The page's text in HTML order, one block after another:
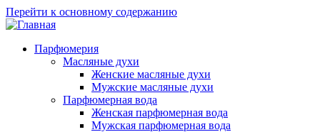
Перейти к основному содержанию
Парфюмерия
Масляные духи
Женские масляные духи
Мужские масляные духи
Парфюмерная вода
Женская парфюмерная вода
Мужская парфюмерная вода